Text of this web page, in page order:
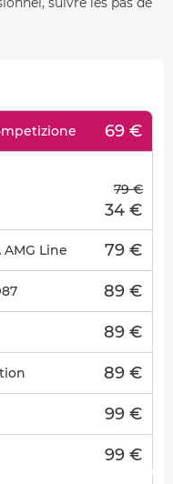
69 €
79 €
34 €
Line 79 €
89 €
89 €
89 €
99 €
99 €